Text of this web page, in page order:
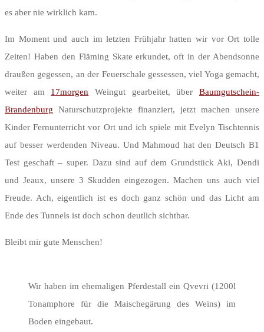
es aber nie wirklich kam.
Im Moment und auch im letzten Frühjahr hatten wir vor Ort tolle
Zeiten! Haben den Fläming Skate erkundet, oft in der Abendsonne
draußen gegessen, an der Feuerschale gessessen, viel Yoga gemacht,
weiter am 17morgen Weingut gearbeitet, überBaumgutschein-
Brandenburg Naturschutzprojekte finanziert, jetzt machen unsere
Kinder Fernunterricht vor Ort und ich spiele mit Evelyn Tischtennis
auf besser werdenden Niveau. Und Mahmoud hat den Deutsch B1
Test geschaft – super. Dazu sind auf dem Grundstück Aki, Dendi
und Jeaux, unsere 3 Skudden eingezogen. Machen uns auch viel
Freude. Ach, eigentlich ist es doch ganz schön und das Licht am
Ende des Tunnels ist doch schon deutlich sichtbar.
Bleibt mir gute Menschen!
Wir haben im ehemaligen Pferdestall ein Qvevri (1200l
Tonamphore für die Maischegärung des Weins) im
Boden eingebaut.